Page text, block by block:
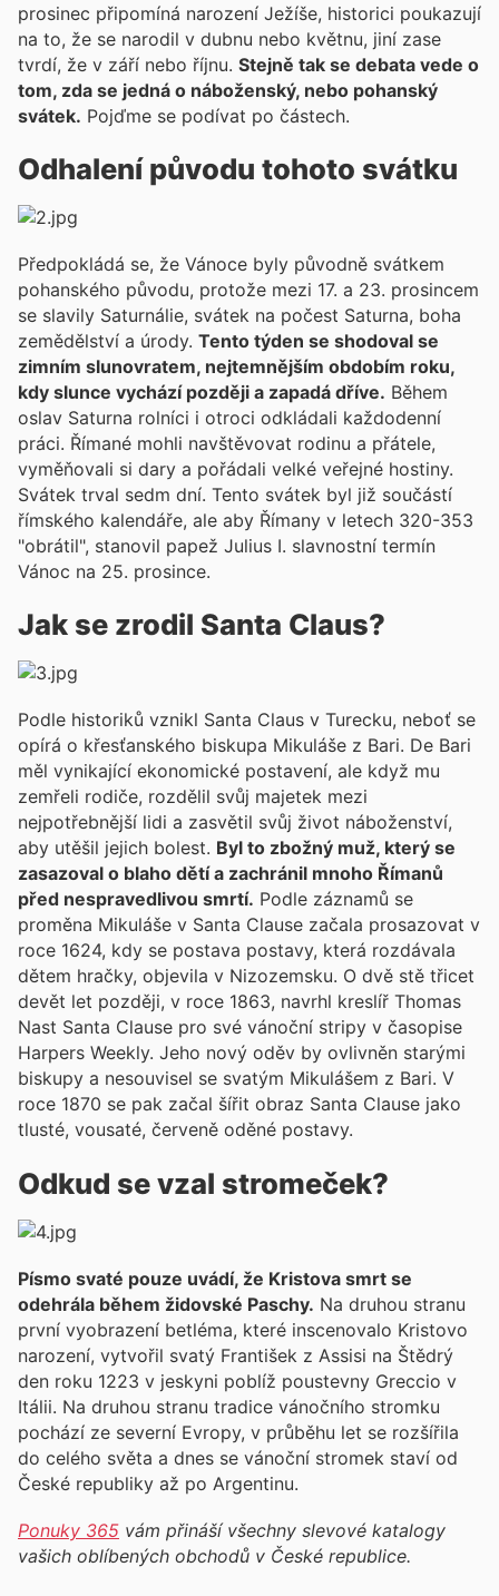
prosinec připomíná narození Ježíše, historici poukazují
na to, že se narodil v dubnu nebo květnu, jiní zase
tvrdí, že v září nebo říjnu. Stejně tak se debata vede o
tom, zda se jedná o náboženský, nebo pohanský
svátek. Pojďme se podívat po částech.
Odhalení původu tohoto svátku
Předpokládá se, že Vánoce byly původně svátkem
pohanského původu, protože mezi 17. a 23. prosincem
se slavily Saturnálie, svátek na počest Saturna, boha
zemědělství a úrody. Tento týden se shodoval se
zimním slunovratem, nejtemnějším obdobím roku,
kdy slunce vychází později a zapadá dříve. Během
oslav Saturna rolníci i otroci odkládali každodenní
práci. Římané mohli navštěvovat rodinu a přátele,
vyměňovali si dary a pořádali velké veřejné hostiny.
Svátek trval sedm dní. Tento svátek byl již součástí
římského kalendáře, ale aby Římany v letech 320-353
"obrátil", stanovil papež Julius I. slavnostní termín
Vánoc na 25. prosince.
Jak se zrodil Santa Claus?
Podle historiků vznikl Santa Claus v Turecku, neboť se
opírá o křesťanského biskupa Mikuláše z Bari. De Bari
měl vynikající ekonomické postavení, ale když mu
zemřeli rodiče, rozdělil svůj majetek mezi
nejpotřebnější lidi a zasvětil svůj život náboženství,
aby utěšil jejich bolest. Byl to zbožný muž, který se
zasazoval o blaho dětí a zachránil mnoho Římanů
před nespravedlivou smrtí. Podle záznamů se
proměna Mikuláše v Santa Clause začala prosazovat v
roce 1624, kdy se postava postavy, která rozdávala
dětem hračky, objevila v Nizozemsku. O dvě stě třicet
devět let později, v roce 1863, navrhl kreslíř Thomas
Nast Santa Clause pro své vánoční stripy v časopise
Harpers Weekly. Jeho nový oděv by ovlivněn starými
biskupy a nesouvisel se svatým Mikulášem z Bari. V
roce 1870 se pak začal šířit obraz Santa Clause jako
tlusté, vousaté, červeně oděné postavy.
Odkud se vzal stromeček?
Písmo svaté pouze uvádí, že Kristova smrt se
odehrála během židovské Paschy. Na druhou stranu
první vyobrazení betléma, které inscenovalo Kristovo
narození, vytvořil svatý František z Assisi na Štědrý
den roku 1223 v jeskyni poblíž poustevny Greccio v
Itálii. Na druhou stranu tradice vánočního stromku
pochází ze severní Evropy, v průběhu let se rozšířila
do celého světa a dnes se vánoční stromek staví od
České republiky až po Argentinu.
Ponuky 365 vám přináší všechny slevové katalogy
vašich oblíbených obchodů v České republice.